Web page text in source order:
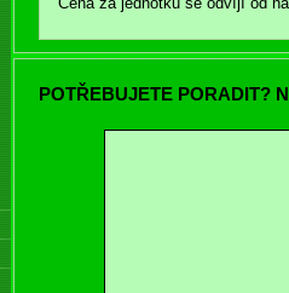
POTŘEBUJETE PORADIT?